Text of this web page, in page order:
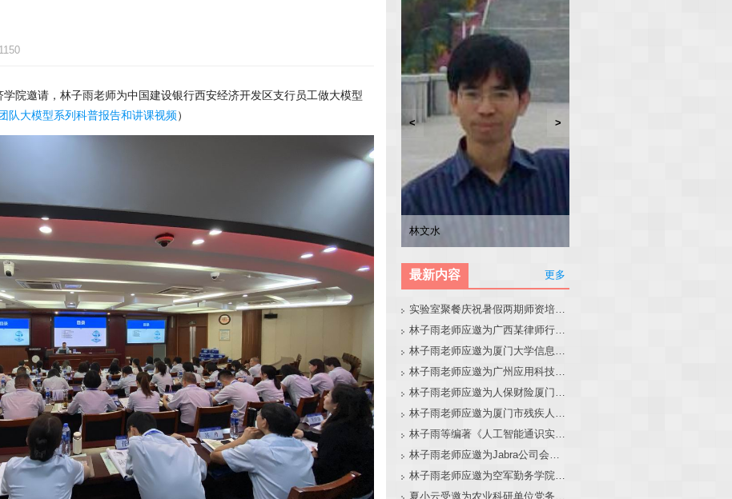
1150
院邀请，林子雨老师为中国建设银行西安经济开发区支行员工做大模型
队大模型系列科普报告和讲课视频）
林子雨
张东站
林文水
冯少荣
< >
最新内容 更多
实验室聚餐庆祝暑假两期师资培训班圆满结束
林子雨老师应邀为广西某律师行业培训班做大模型和智能体讲座
林子雨老师应邀为广州应用科技学院做大模型和智能体讲座
林子雨等编著《人工智能通识实践教程》教材官网